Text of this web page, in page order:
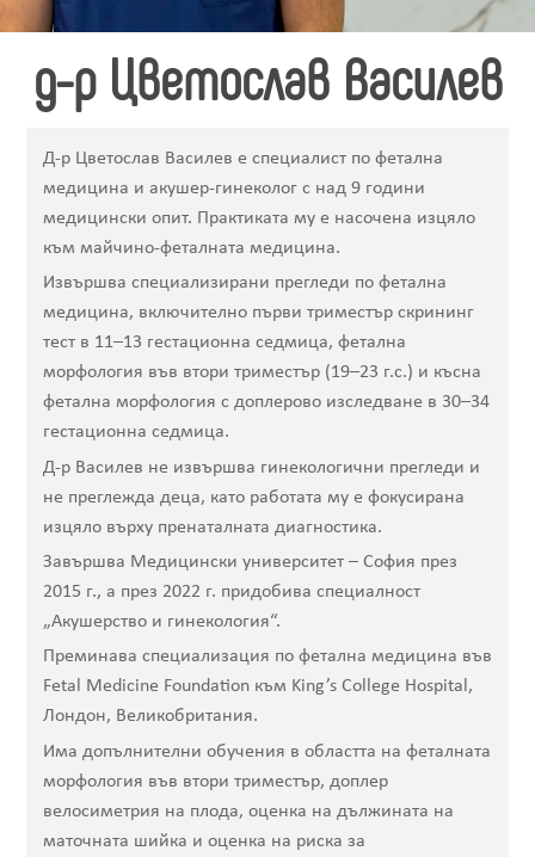
д-р Цветослав Василев
Д-р Цветослав Василев е специалист по фетална
медицина и акушер-гинеколог с над 9 години
медицински опит. Практиката му е насочена изцяло
към майчино-феталната медицина.
Извършва специализирани прегледи по фетална
медицина, включително първи триместър скрининг
тест в 11–13 гестационна седмица, фетална
морфология във втори триместър (19–23 г.с.) и късна
фетална морфология с доплерово изследване в 30–34
гестационна седмица.
Д-р Василев не извършва гинекологични прегледи и
не преглежда деца, като работата му е фокусирана
изцяло върху пренаталната диагностика.
Завършва Медицински университет – София през
2015 г., а през 2022 г. придобива специалност
„Акушерство и гинекология“.
Преминава специализация по фетална медицина във
Fetal Medicine Foundation към King’s College Hospital,
Лондон, Великобритания.
Има допълнителни обучения в областта на феталната
морфология във втори триместър, доплер
велосиметрия на плода, оценка на дължината на
маточната шийка и оценка на риска за